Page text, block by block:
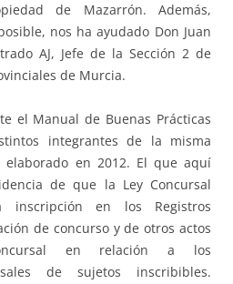
de Mazarrón. Además,
nos ha ayudado Don Juan
AJ, Jefe de la Sección 2 de
de Murcia.
el Manual de Buenas Prácticas
integrantes de la misma
en 2012. El que aquí
de que la Ley Concursal
inscripción en los Registros
de concurso y de otros actos
en relación a los
de sujetos inscribibles.